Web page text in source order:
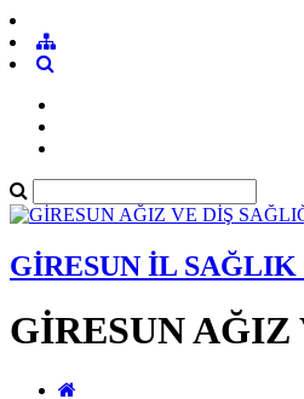
GİRESUN İL
GİRESUN